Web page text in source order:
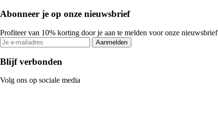
Abonneer je op onze nieuwsbrief
Profiteer van 10% korting door je aan te melden voor onze nieuwsbrief
Aanmelden
Blijf verbonden
Volg ons op sociale media